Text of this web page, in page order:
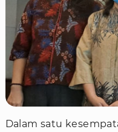
Dalam satu